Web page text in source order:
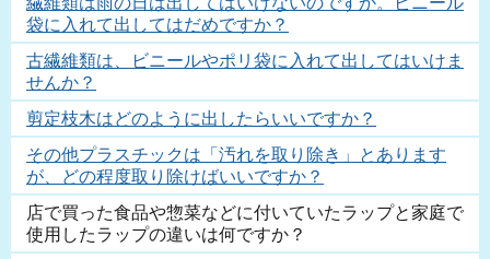
袋に入れて出してはだめですか？
古繊維類は、ビニールやポリ袋に入れて出してはいけま
せんか？
剪定枝木はどのように出したらいいですか？
その他プラスチックは「汚れを取り除き」とあります
が、どの程度取り除けばいいですか？
店で買った食品や惣菜などに付いていたラップと家庭で
使用したラップの違いは何ですか？